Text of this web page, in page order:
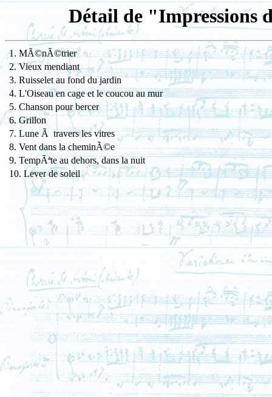
Détail de "Impressions
1. MÃ©nÃ©trier
2. Vieux mendiant
3. Ruisselet au fond du jardin
4. L'Oiseau en cage et le coucou au mur
5. Chanson pour bercer
6. Grillon
7. Lune Ã travers les vitres
8. Vent dans la cheminÃ©e
9. TempÃªte au dehors, dans la nuit
10. Lever de soleil